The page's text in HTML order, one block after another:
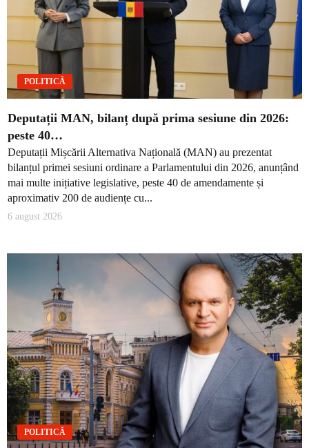
POLITICĂ
Deputații MAN, bilanț după prima sesiune din 2026:
peste 40…
Deputații Mișcării Alternativa Națională (MAN) au prezentat
bilanțul primei sesiuni ordinare a Parlamentului din 2026, anunțând
mai multe inițiative legislative, peste 40 de amendamente și
aproximativ 200 de audiențe cu...
6 august 2026
POLITICĂ